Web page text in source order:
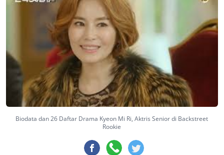
Biodata dan 26 Daftar Drama Kyeon Mi Ri, Aktris Senior di Backstreet
Rookie